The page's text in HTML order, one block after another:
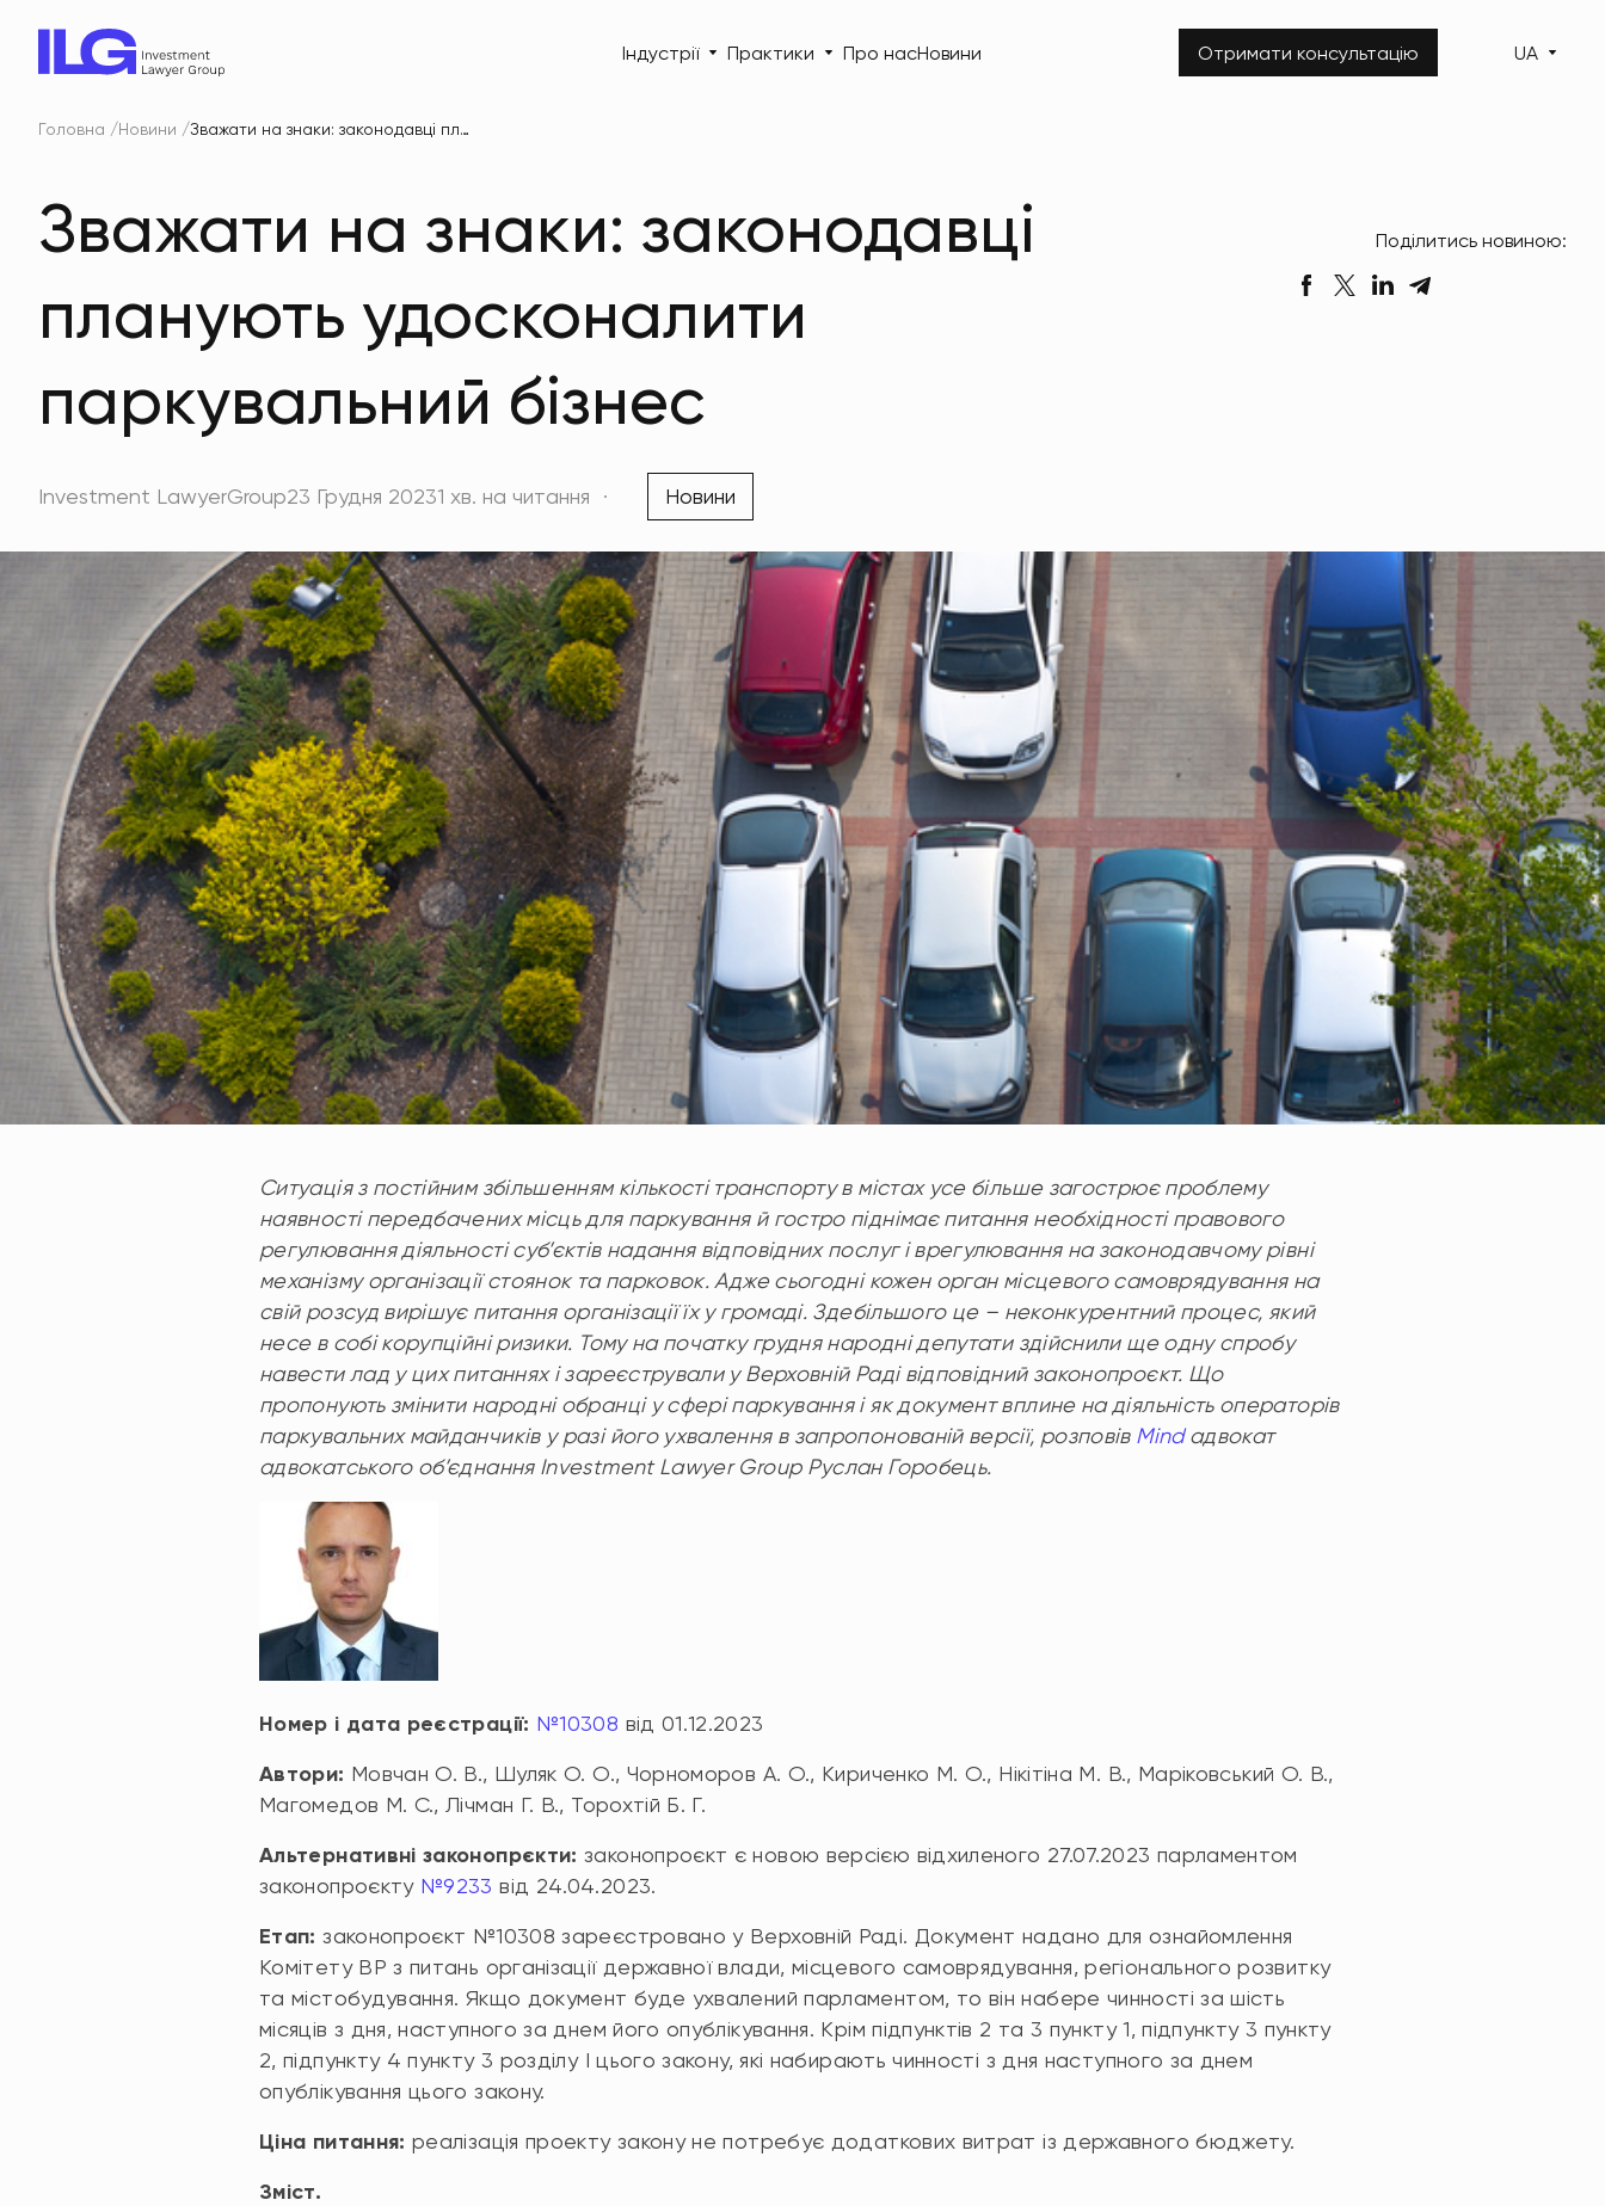
Індустрії Практики Про насНовини Отримати консультацію UA
Головна Новини Зважати на знаки: законодавці планують удосконалити паркувальний бізнес
Зважати на знаки: законодавці
планують удосконалити
паркувальний бізнес
Поділитись новиною:
Investment LawyerGroup23 Грудня 20231 хв. на читання Новини
Ситуація з постійним збільшенням кількості транспорту в містах усе більше загострює проблему
наявності передбачених місць для паркування й гостро піднімає питання необхідності правового
регулювання діяльності суб’єктів надання відповідних послуг і врегулювання на законодавчому рівні
механізму організації стоянок та парковок. Адже сьогодні кожен орган місцевого самоврядування на
свій розсуд вирішує питання організації їх у громаді. Здебільшого це – неконкурентний процес, який
несе в собі корупційні ризики. Тому на початку грудня народні депутати здійснили ще одну спробу
навести лад у цих питаннях і зареєстрували у Верховній Раді відповідний законопроєкт. Що
пропонують змінити народні обранці у сфері паркування і як документ вплине на діяльність операторів
паркувальних майданчиків у разі його ухвалення в запропонованій версії, розповів Mindадвокат
адвокатського об’єднання Investment Lawyer Group Руслан Горобець.
Номер і дата реєстрації: №10308 від 01.12.2023
Автори: Мовчан О. В., Шуляк О. О., Чорноморов А. О., Кириченко М. О., Нікітіна М. В., Маріковський О. В.,
Магомедов М. С., Лічман Г. В., Торохтій Б. Г.
Альтернативні законопрєкти: законопроєкт є новою версією відхиленого 27.07.2023 парламентом
законопроєкту №9233 від 24.04.2023.
Етап: законопроєкт №10308 зареєстровано у Верховній Раді. Документ надано для ознайомлення
Комітету ВР з питань організації державної влади, місцевого самоврядування, регіонального розвитку
та містобудування. Якщо документ буде ухвалений парламентом, то він набере чинності за шість
місяців з дня, наступного за днем його опублікування. Крім підпунктів 2 та 3 пункту 1, підпункту 3 пункту
2, підпункту 4 пункту 3 розділу І цього закону, які набирають чинності з дня наступного за днем
опублікування цього закону.
Ціна питання: реалізація проекту закону не потребує додаткових витрат із державного бюджету.
Зміст.